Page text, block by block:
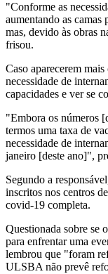
"Conforme as
aumentando as
mas, devido às obras
frisou.
Caso aparecerem
necessidade de
capacidades e ver se
"Embora os números
termos uma taxa de
necessidade de
janeiro [deste ano]",
Segundo a
inscritos nos centros
covid-19 completa.
Questionada sobre se
para enfrentar uma
lembrou que "foram
ULSBA não prevê